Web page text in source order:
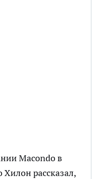
Macondo в
рассказал,